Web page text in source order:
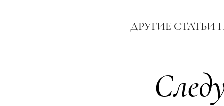
ДРУГИЕ СТАТЬИ